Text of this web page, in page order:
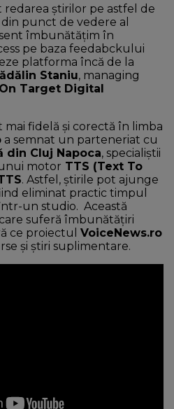
știrilor pe astfel de
punct de vedere al
îmbunătățim în
pe baza feedabckului
platforma încă de la
Staniu, managing
Target Digital
fidelă și corectă în limba
a semnat un parteneriat cu
din Cluj Napoca, specialiștii
motor TTS (Text To
. Astfel, știrile pot ajunge
eliminat practic timpul
un studio. Această
suferă îmbunătățiri
ce proiectul VoiceNews.ro
și știri suplimentare.